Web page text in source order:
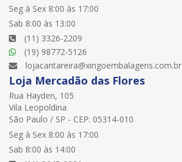
Seg à Sex 8:00 às 17:00
Sab 8:00 às 13:00
(11) 3326-2209
(19) 98772-5126
lojacantareira@xingoembalagens.com.br
Loja Mercadão das Flores
Rua Hayden, 105
Vila Leopoldina
São Paulo / SP - CEP: 05314-010
Seg à Sex 8:00 às 17:00
Sab 8:00 às 14:00